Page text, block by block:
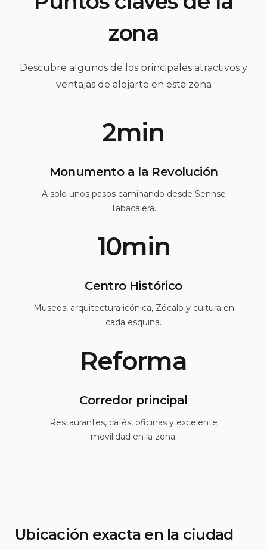
zona
Descubre algunos de los principales atractivos y
ventajas de alojarte en esta zona
2min
Monumento a la Revolución
A solo unos pasos caminando desde Sennse
Tabacalera.
10min
Centro Histórico
Museos, arquitectura icónica, Zócalo y cultura en
cada esquina.
Reforma
Corredor principal
Restaurantes, cafés, oficinas y excelente
movilidad en la zona.
Ubicación exacta en la ciudad